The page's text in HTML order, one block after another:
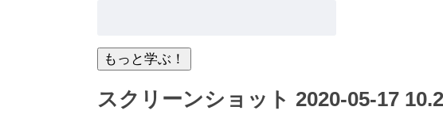
スクリーンショット 2020-05-17